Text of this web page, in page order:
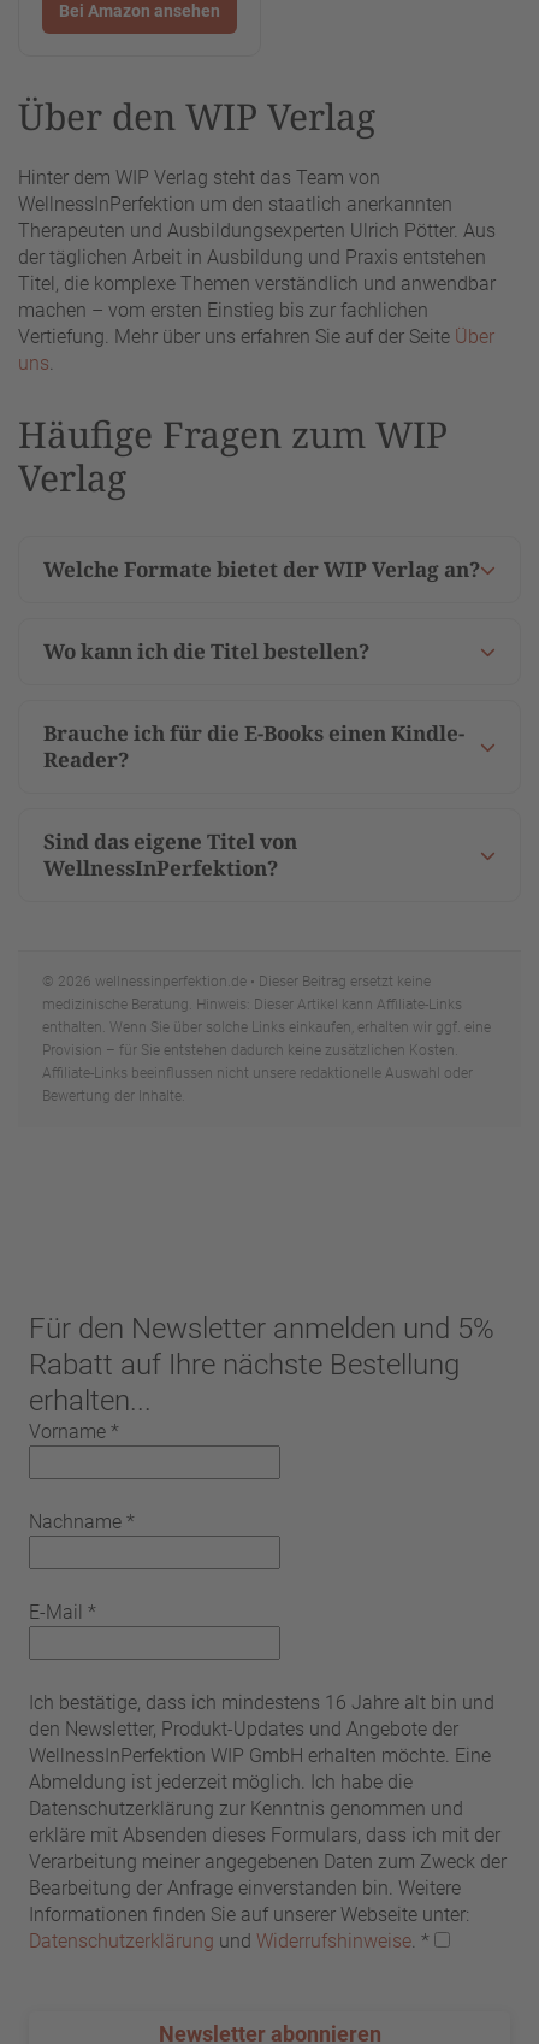
Bei Amazon ansehen
Über den WIP Verlag
Hinter dem WIP Verlag steht das Team von
WellnessInPerfektion um den staatlich anerkannten
Therapeuten und Ausbildungsexperten Ulrich Pötter. Aus
der täglichen Arbeit in Ausbildung und Praxis entstehen
Titel, die komplexe Themen verständlich und anwendbar
machen – vom ersten Einstieg bis zur fachlichen
Vertiefung. Mehr über uns erfahren Sie auf der Seite Über
uns.
Häufige Fragen zum WIP
Verlag
Welche Formate bietet der WIP Verlag an?
Wo kann ich die Titel bestellen?
Brauche ich für die E-Books einen Kindle-
Reader?
Sind das eigene Titel von
WellnessInPerfektion?
© 2026 wellnessinperfektion.de • Dieser Beitrag ersetzt keine
medizinische Beratung. Hinweis: Dieser Artikel kann Affiliate-Links
enthalten. Wenn Sie über solche Links einkaufen, erhalten wir ggf. eine
Provision – für Sie entstehen dadurch keine zusätzlichen Kosten.
Affiliate-Links beeinflussen nicht unsere redaktionelle Auswahl oder
Bewertung der Inhalte.
Für den Newsletter anmelden und 5%
Rabatt auf Ihre nächste Bestellung
erhalten...
Vorname *
Nachname *
E-Mail *
Ich bestätige, dass ich mindestens 16 Jahre alt bin und
den Newsletter, Produkt-Updates und Angebote der
WellnessInPerfektion WIP GmbH erhalten möchte. Eine
Abmeldung ist jederzeit möglich. Ich habe die
Datenschutzerklärung zur Kenntnis genommen und
erkläre mit Absenden dieses Formulars, dass ich mit der
Verarbeitung meiner angegebenen Daten zum Zweck der
Bearbeitung der Anfrage einverstanden bin. Weitere
Informationen finden Sie auf unserer Webseite unter:
Datenschutzerklärung und Widerrufshinweise. *
Newsletter abonnieren